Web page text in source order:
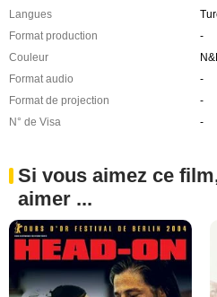
Langues
Format production
-
Couleur
Format audio
-
Format de projection
-
N° de Visa
-
Si vous aimez ce
aimer ...